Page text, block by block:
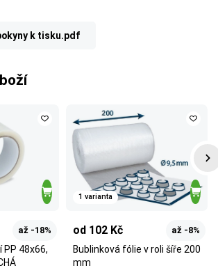
k tisku.pdf
až -18%
PP 48x66,
1 varianta
od 102 Kč až -8%
Bublinková fólie v roli šíře 200
mm